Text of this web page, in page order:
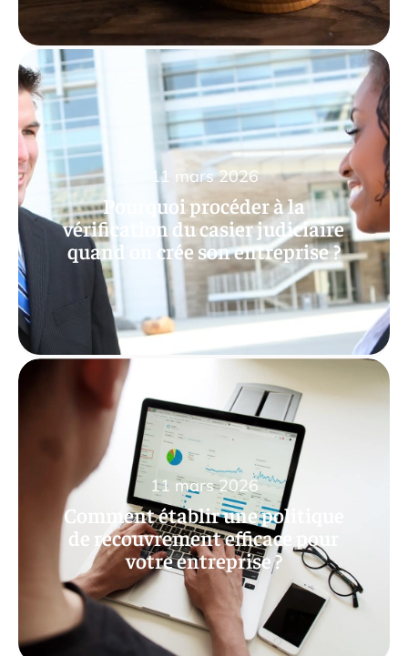
Pourquoi procéder à la
vérification du casier judiciaire
quand on crée son entreprise ?
11 mars 2026
Comment établir une politique
de recouvrement efficace pour
votre entreprise ?
11 mars 2026